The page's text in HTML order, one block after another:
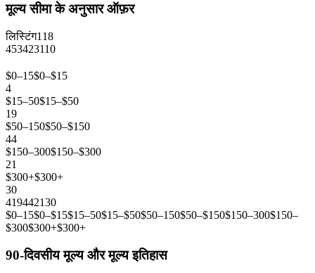
मूल्य सीमा के अनुसार ऑफ़र
लिस्टिंग118
453423110
$0–15$0–$15
4
$15–50$15–$50
19
$50–150$50–$150
44
$150–300$150–$300
21
$300+$300+
30
419442130
$0–15$0–$15$15–50$15–$50$50–150$50–$150$150–300$150–
$300$300+$300+
90-दिवसीय मूल्य और मूल्य इतिहास